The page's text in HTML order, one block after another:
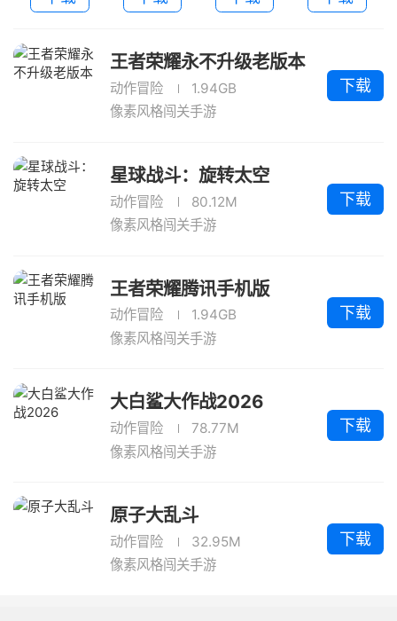
本
王者荣耀永不升级老版本
动作冒险
1.94GB
像素风格闯关手游
下载
星球战斗：旋转太空
动作冒险
80.12M
像素风格闯关手游
下载
王者荣耀腾讯手机版
动作冒险
1.94GB
像素风格闯关手游
下载
大白鲨大作战2026
动作冒险
78.77M
像素风格闯关手游
下载
原子大乱斗
动作冒险
32.95M
像素风格闯关手游
下载